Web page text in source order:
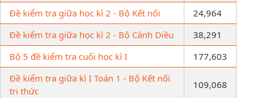
Đề kiểm tra giữa học kì 2 - Bộ Kết nối
24,964
Đề kiểm tra giữa học kì 2 - Bộ Cánh Diều
38,291
Bộ 5 đề kiểm tra cuối học kì I
177,603
Đề kiểm tra giữa kì I Toán 1 - Bộ Kết nối
tri thức
109,068